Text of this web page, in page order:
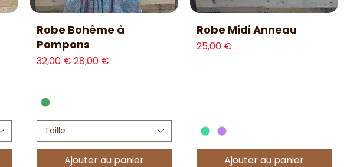
Aperçu rapide
Robe Bohême à
Pompons
Prix original
32,00 €Prix promotionnel
28,00 €
Taille
Ajouter au panier
Aperçu rapide
Robe Midi Anneau
Prix
25,00 €
Ajouter au panier